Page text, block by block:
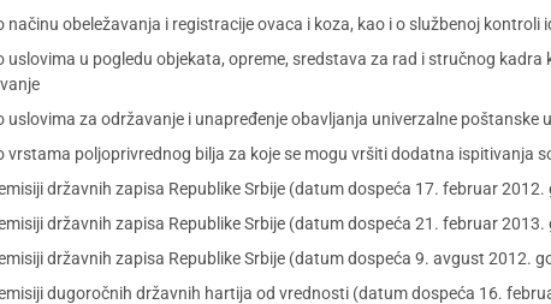
načinu obeležavanja i registracije ovaca i koza, kao i o službenoj
uslovima u pogledu objekata, opreme, sredstava za rad i stručnog
uslovima za održavanje i unapređenje obavljanja univerzalne poštanske
vrstama poljoprivrednog bilja za koje se mogu vršiti dodatna ispitivanja
državnih zapisa Republike Srbije (datum dospeća 17. februar 2012.
državnih zapisa Republike Srbije (datum dospeća 21. februar 2013.
državnih zapisa Republike Srbije (datum dospeća 9. avgust 2012.
dugoročnih državnih hartija od vrednosti (datum dospeća 16.